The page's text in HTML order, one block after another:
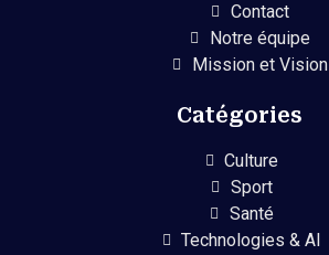
Contact
Notre équipe
Mission et Vision
Catégories
Culture
Sport
Santé
Technologies & AI